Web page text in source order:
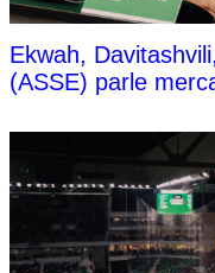
Ekwah,
(ASSE) parle